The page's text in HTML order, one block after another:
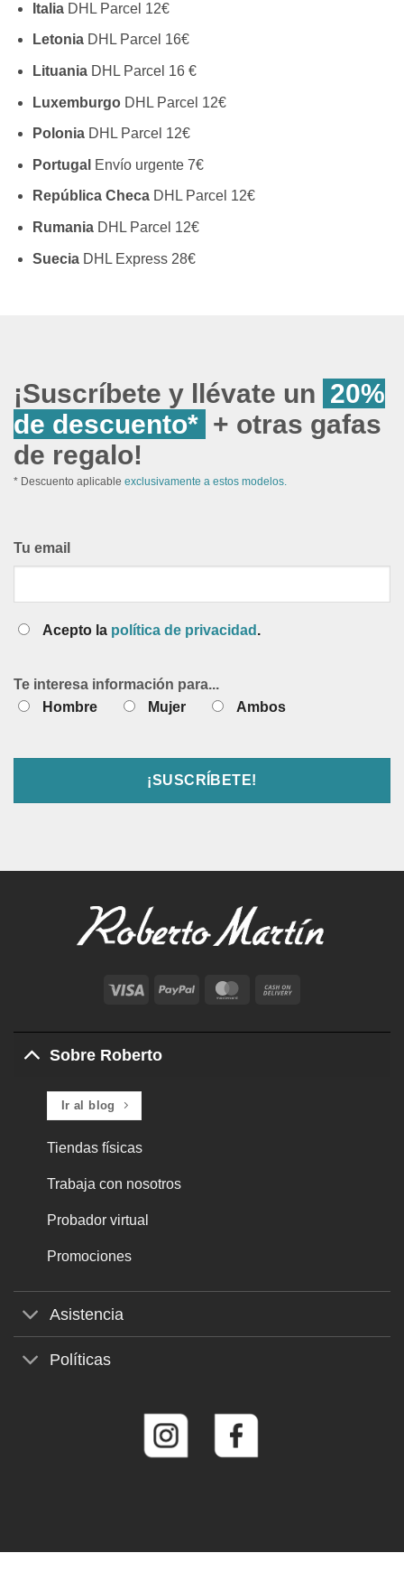
ItaliaDHL Parcel 12€
LetoniaDHL Parcel 16€
LituaniaDHL Parcel 16 €
LuxemburgoDHL Parcel 12€
PoloniaDHL Parcel 12€
Portugal Envío urgente 7€
República ChecaDHL Parcel 12€
RumaniaDHL Parcel 12€
SueciaDHL Express 28€
¡Suscríbete y llévate un 20%
de descuento* + otras gafas
de regalo!
* Descuento aplicable exclusivamente a estos modelos.
Tu email
Acepto la política de privacidad .
Te interesa información para...
Hombre
Mujer Ambos
Visa PayPal MasterCard
Delivery
Sobre Roberto
Ir al blog
Tiendas físicas
Trabaja con nosotros
Probador virtual
Promociones
Asistencia
Políticas